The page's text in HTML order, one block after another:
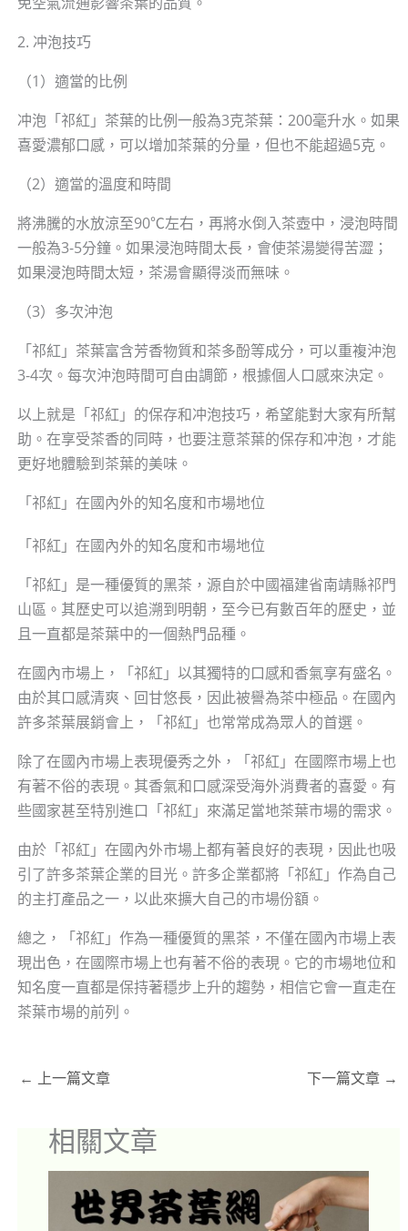
2. 冲泡技巧
（1）適當的比例
冲泡「祁紅」茶葉的比例一般為3克茶葉：200毫升水。如果
喜愛濃郁口感，可以增加茶葉的分量，但也不能超過5克。
（2）適當的溫度和時間
將沸騰的水放涼至90℃左右，再將水倒入茶壺中，浸泡時間
一般為3-5分鐘。如果浸泡時間太長，會使茶湯變得苦澀；
如果浸泡時間太短，茶湯會顯得淡而無味。
（3）多次沖泡
「祁紅」茶葉富含芳香物質和茶多酚等成分，可以重複沖泡
3-4次。每次沖泡時間可自由調節，根據個人口感來決定。
以上就是「祁紅」的保存和冲泡技巧，希望能對大家有所幫
助。在享受茶香的同時，也要注意茶葉的保存和冲泡，才能
更好地體驗到茶葉的美味。
「祁紅」在國內外的知名度和市場地位
「祁紅」在國內外的知名度和市場地位
「祁紅」是一種優質的黑茶，源自於中國福建省南靖縣祁門
山區。其歷史可以追溯到明朝，至今已有數百年的歷史，並
且一直都是茶葉中的一個熱門品種。
在國內市場上，「祁紅」以其獨特的口感和香氣享有盛名。
由於其口感清爽、回甘悠長，因此被譽為茶中極品。在國內
許多茶葉展銷會上，「祁紅」也常常成為眾人的首選。
除了在國內市場上表現優秀之外，「祁紅」在國際市場上也
有著不俗的表現。其香氣和口感深受海外消費者的喜愛。有
些國家甚至特別進口「祁紅」來滿足當地茶葉市場的需求。
由於「祁紅」在國內外市場上都有著良好的表現，因此也吸
引了許多茶葉企業的目光。許多企業都將「祁紅」作為自己
的主打產品之一，以此來擴大自己的市場份額。
總之，「祁紅」作為一種優質的黑茶，不僅在國內市場上表
現出色，在國際市場上也有著不俗的表現。它的市場地位和
知名度一直都是保持著穩步上升的趨勢，相信它會一直走在
茶葉市場的前列。
← 上一篇文章 下一篇文章 →
相關文章